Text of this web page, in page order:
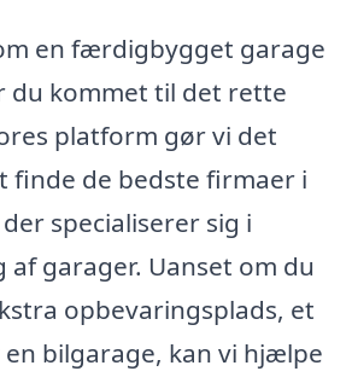
en færdigbygget garage
du kommet til det rette
platform gør vi det
finde de bedste firmaer i
specialiserer sig i
garager. Uanset om du
opbevaringsplads, et
bilgarage, kan vi hjælpe